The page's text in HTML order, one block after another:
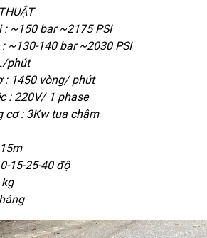
~150 bar ~2175 PSI
~130-140 bar ~2030 PSI
phút
: 1450 vòng/ phút
: 220V/ 1 phase
cơ : 3Kw tua chậm
15-25-40 độ